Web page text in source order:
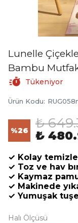
Lunelle
Bambu Mutfak
Tükeniyor
Ürün Kodu:
%26 ₺
₺
✓ Kolay
✓ Toz ve hav
✓ Kaymaz
✓ Makinede
✓ Yumuşak
Halı Ölçüsü